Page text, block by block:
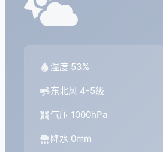
湿度 53%
东北风 4-5级
气压 1000hPa
降水 0mm